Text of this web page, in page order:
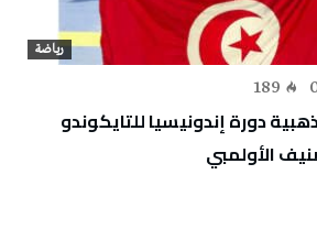
رياضة
189
دورة إندونيسيا للتايكوندو
الأولمبي